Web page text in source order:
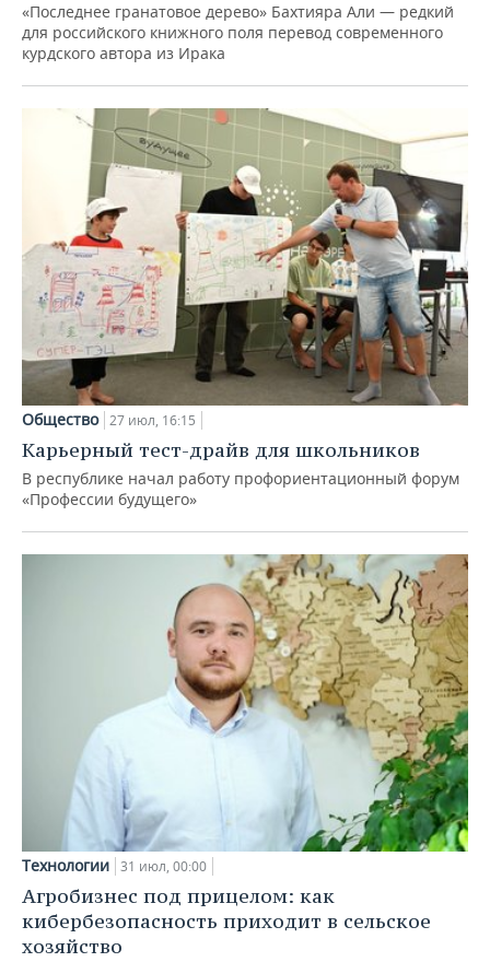
«Последнее гранатовое дерево» Бахтияра Али — редкий
для российского книжного поля перевод современного
курдского автора из Ирака
Общество 27 июл, 16:15
Карьерный тест-драйв для школьников
В республике начал работу профориентационный форум
«Профессии будущего»
Технологии 31 июл, 00:00
Агробизнес под прицелом: как
кибербезопасность приходит в сельское
хозяйство